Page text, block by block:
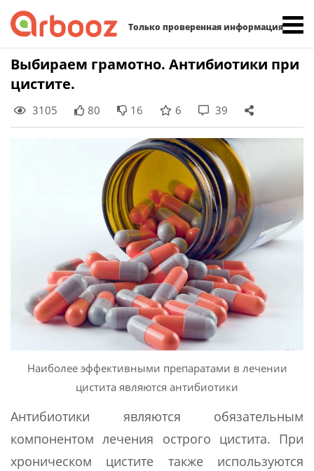
Только проверенная информация
Skip
content
Выбираем грамотно. Антибиотики при
цистите.
3105 80 16 6 39
Наиболее эффективными препаратами в лечении
цистита являются антибиотики
Антибиотики являются обязательным
компонентом лечения острого цистита. При
хроническом цистите также используются
Найти: